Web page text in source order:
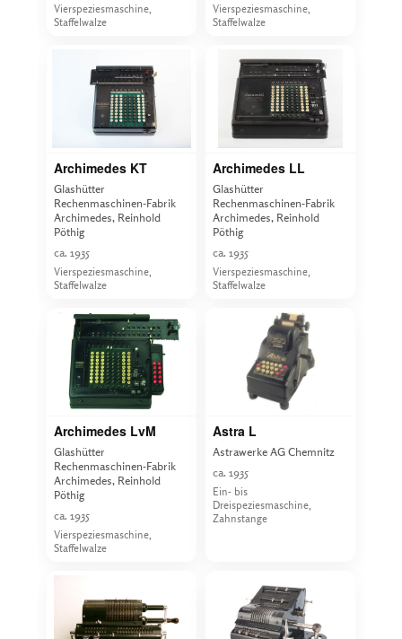
Vierspeziesmaschine,
Staffelwalze
Vierspeziesmaschine,
Staffelwalze
Archimedes KT
Glashütter
Rechenmaschinen-Fabrik
Archimedes, Reinhold
Pöthig
ca. 1935
Vierspeziesmaschine,
Staffelwalze
Archimedes LL
Glashütter
Rechenmaschinen-Fabrik
Archimedes, Reinhold
Pöthig
ca. 1935
Vierspeziesmaschine,
Staffelwalze
Archimedes LvM
Glashütter
Rechenmaschinen-Fabrik
Archimedes, Reinhold
Pöthig
ca. 1935
Vierspeziesmaschine,
Staffelwalze
Astra L
Astrawerke AG Chemnitz
ca. 1935
Ein- bis
Dreispeziesmaschine,
Zahnstange